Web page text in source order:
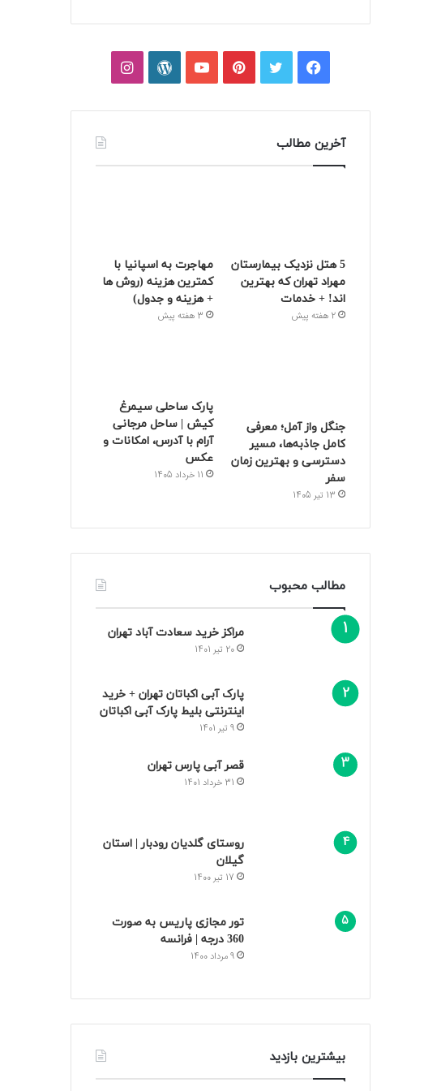
فیسبوکتوییترپینتریستیوتیوبوردپرساینستاگرام
آخرین مطالب
5 هتل نزدیک بیمارستان
مهراد تهران که بهترین‌
اند! + خدمات
2 هفته پیش
مهاجرت به اسپانیا با
کمترین هزینه (روش ها
+ هزینه و جدول)
3 هفته پیش
جنگل واز آمل؛ معرفی
کامل جاذبه‌ها، مسیر
دسترسی و بهترین زمان
سفر
13 تیر 1405
پارک ساحلی سیمرغ
کیش | ساحل مرجانی
آرام با آدرس، امکانات و
عکس
11 خرداد 1405
مطالب محبوب
مراکز خرید سعادت‌ آباد تهران
20 تیر 1401
پارک آبی اکباتان تهران + خرید
اینترنتی بلیط پارک آبی اکباتان
9 تیر 1401
قصر آبی پارس تهران
31 خرداد 1401
روستای گلدیان رودبار | استان
گیلان
17 تیر 1400
تور مجازی پاریس به صورت
360 درجه | فرانسه
9 مرداد 1400
بیشترین بازدید